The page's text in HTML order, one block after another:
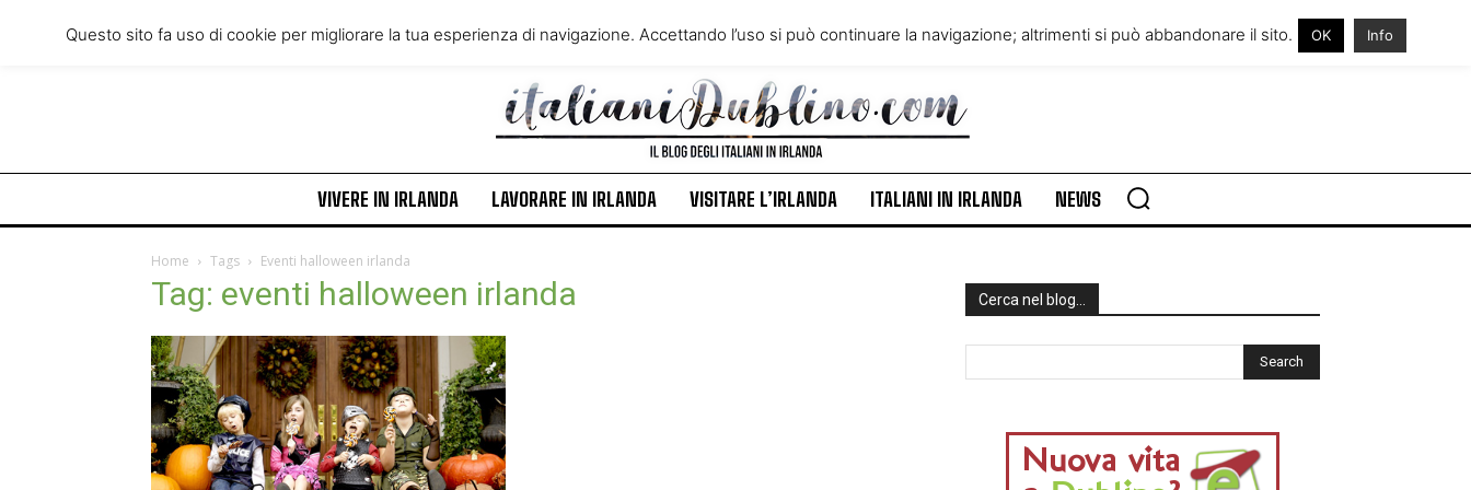
Wednesday, August 5, 2026 VIVERE IN IRLANDA
VISITARE L’IRLANDA
ITALIANI IN IRLANDA
NEWS
VIVERE IN IRLANDA LAVORARE IN IRLANDA VISITARE L’IRLANDA ITALIANI IN IRLANDA NEWS
Home Tags Eventi halloween irlanda
Tag: eventi halloween irlanda Cerca nel blog…
Questo sito fa uso di cookie per migliorare la tua esperienza di navigazione. Accettando l’uso si può continuare la navigazione; altrimenti si può abbandonare il sito. OK Info